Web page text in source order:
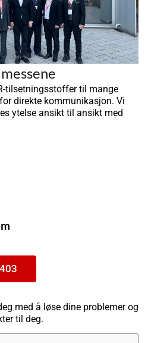
tilsetningsstoffer til mange
direkte kommunikasjon. Vi
ytelse ansikt til ansikt med
med å løse dine problemer og
til deg.